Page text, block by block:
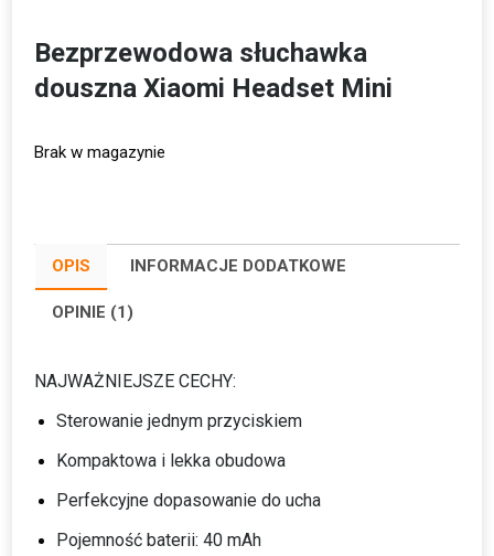
Bezprzewodowa słuchawka
douszna Xiaomi Headset Mini
Brak w magazynie
OPIS INFORMACJE DODATKOWE
OPINIE (1)
NAJWAŻNIEJSZE CECHY:
Sterowanie jednym przyciskiem
Kompaktowa i lekka obudowa
Perfekcyjne dopasowanie do ucha
Pojemność baterii: 40 mAh